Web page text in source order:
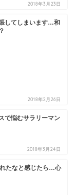
2018年3月23日
してしまいます…和
2018年2月26日
で悩むサラリーマン
2018年3月24日
たなと感じたら…心